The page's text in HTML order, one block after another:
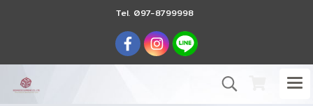
Tel. 097-8799998